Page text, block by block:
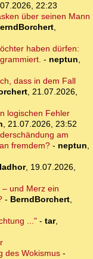
22:23
über seinen Mann
,
haben dürfen:
- neptun,
dass in dem Fall
, 21.07.2026,
logischen Fehler
, 21.07.2026, 23:52
am
fremdem? - neptun,
, 19.07.2026,
und Merz ein
- BerndBorchert,
..."- tar,
des Wokismus -